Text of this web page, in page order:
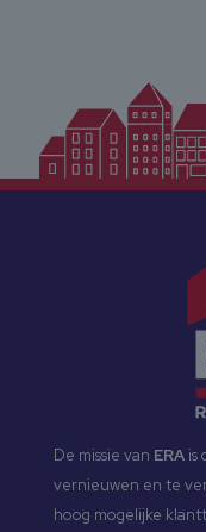
De missie van ERA is
vernieuwen en te
hoog mogelijke